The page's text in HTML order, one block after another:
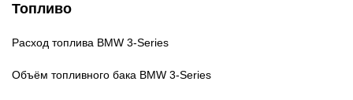
Топливо
Расход топлива BMW 3-Series
Объём топливного бака BMW 3-Series